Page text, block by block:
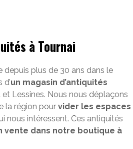
à Tournai
depuis plus de 30 ans dans le
un magasin d’antiquités
et Lessines. Nous nous déplaçons
la région pourvider les espaces
nous intéressent. Ces antiquités
vente dans notre boutique à